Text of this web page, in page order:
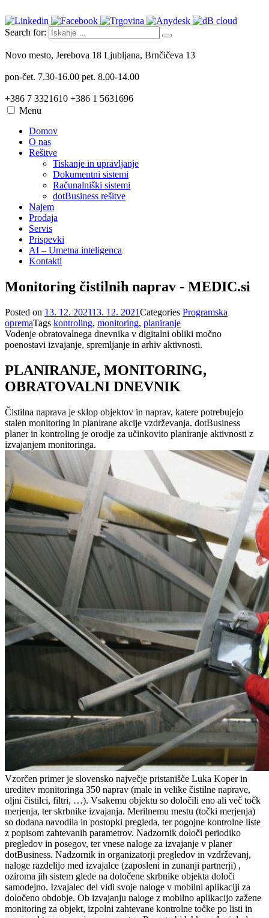
Search for:
Novo mesto, Jerebova 18 Ljubljana, Brnčičeva 13
pon-čet. 7.30-16.00 pet. 8.00-14.00
+386 7 3321610 +386 1 5631696
Menu
Domov
O nas
Rešitve
Tiskanje in upravljanje
Dokumentni sistemi
Računalniški sistemi
dotBusiness rešitve
Najem
Prodaja
Servis
Prispevki
AI – Umetna inteligenca
Kontakti
Monitoring čistilnih naprav - MEDIC.si
Posted on 13. 12. 202113. 12. 2021Categories Programska
opremaTags kontroling, monitoring, planiranje
Vodenje obratovalnega dnevnika v digitalni obliki močno
poenostavi izvajanje, spremljanje in arhiv aktivnosti.
PLANIRANJE, MONITORING,
OBRATOVALNI DNEVNIK
Čistilna naprava je sklop objektov in naprav, katere potrebujejo
stalen monitoring in planirane akcije vzdrževanja. dotBusiness
planer in kontroling je orodje za učinkovito planiranje aktivnosti z
izvajanjem monitoringa.
Vzorčen primer je slovensko največje pristanišče Luka Koper in
ureditev monitoringa 350 naprav (male in velike čistilne naprave,
oljni čistilci, filtri, …). Vsakemu objektu so določili eno ali več točk
merjenja, ter skrbnike izvajanja. Merilnemu mestu (točki merjenja)
so dodana navodila in postopki pregleda, ter pogojne kontrolne liste
z popisom zahtevanih parametrov. Nadzornik določi periodiko
pregledov in posegov, ter vnese naloge za izvajanje v planer
dotBusiness. Nadzornik in organizatorji pregledov in vzdrževanj,
naloge razdelijo med izvajalce (zaposleni in zunanji partnerji) ,
oziroma jih sistem glede na določene skrbnike objekta določi
samodejno. Izvajalec del vidi svoje naloge v mobilni aplikaciji za
določeno obdobje. Ob izvajanju naloge z mobilno aplikacijo zažene
monitoring za objekt, izpolni zahtevane kontrolne točke po listi in